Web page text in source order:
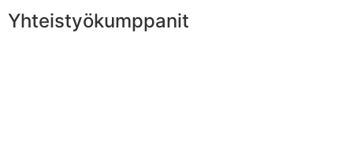
Yhteistyökumppanit